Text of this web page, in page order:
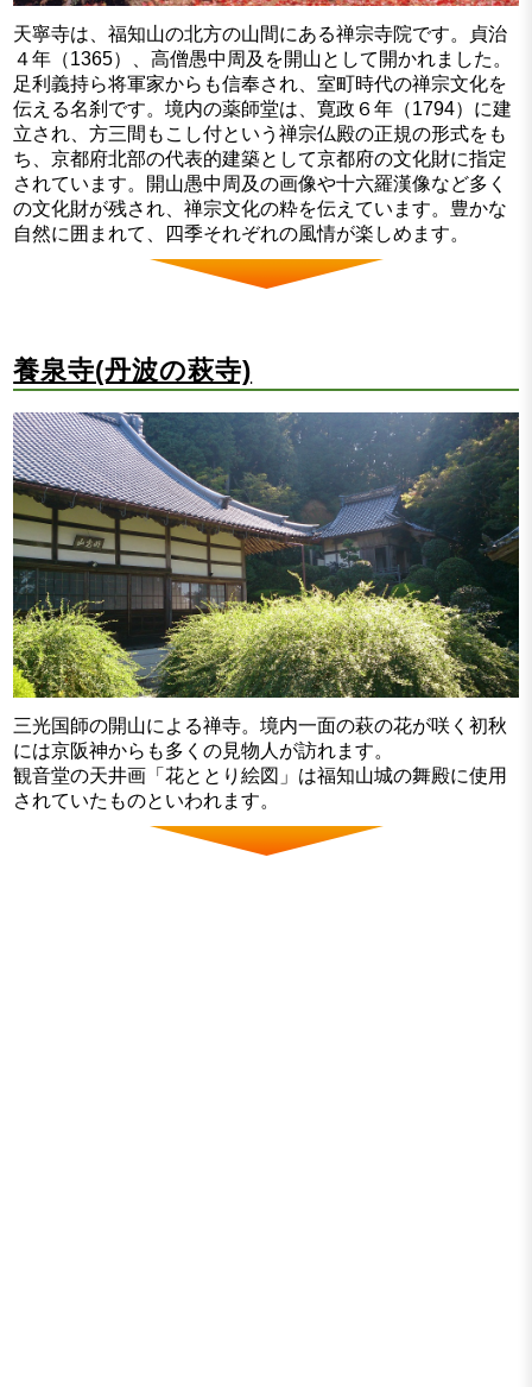
天寧寺は、福知山の北方の山間にある禅宗寺院です。貞治
４年（1365）、高僧愚中周及を開山として開かれました。
足利義持ら将軍家からも信奉され、室町時代の禅宗文化を
伝える名刹です。境内の薬師堂は、寛政６年（1794）に建
立され、方三間もこし付という禅宗仏殿の正規の形式をも
ち、京都府北部の代表的建築として京都府の文化財に指定
されています。開山愚中周及の画像や十六羅漢像など多く
の文化財が残され、禅宗文化の粋を伝えています。豊かな
自然に囲まれて、四季それぞれの風情が楽しめます。
養泉寺(丹波の萩寺)
三光国師の開山による禅寺。境内一面の萩の花が咲く初秋
には京阪神からも多くの見物人が訪れます。
観音堂の天井画「花ととり絵図」は福知山城の舞殿に使用
されていたものといわれます。